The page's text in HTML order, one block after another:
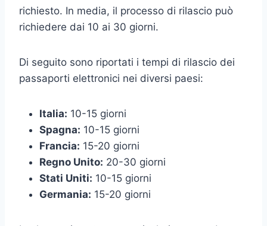
richiesto. In media, il processo di rilascio può
richiedere dai 10 ai 30 giorni.
Di seguito sono riportati i tempi di rilascio dei
passaporti elettronici nei diversi paesi:
Italia: 10-15 giorni
Spagna: 10-15 giorni
Francia: 15-20 giorni
Regno Unito: 20-30 giorni
Stati Uniti: 10-15 giorni
Germania: 15-20 giorni